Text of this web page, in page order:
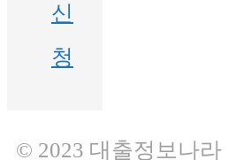
신
청
© 2023 대출정보나라